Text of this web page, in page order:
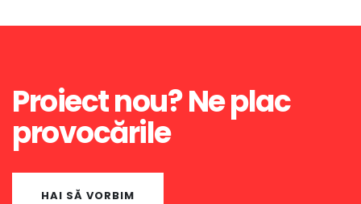
Proiect nou? Ne plac
provocările
HAI SĂ VORBIM